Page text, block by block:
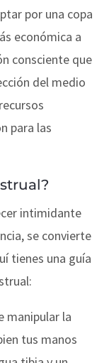
por una copa
económica a
consciente que
del medio
para las
intimidante
se convierte
tienes una guía
manipular la
tus manos